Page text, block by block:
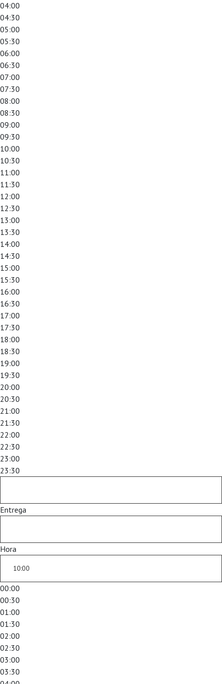
04:00
04:30
05:00
05:30
06:00
06:30
07:00
07:30
08:00
08:30
09:00
09:30
10:00
10:30
11:00
11:30
12:00
12:30
13:00
13:30
14:00
14:30
15:00
15:30
16:00
16:30
17:00
17:30
18:00
18:30
19:00
19:30
20:00
20:30
21:00
21:30
22:00
22:30
23:00
23:30
Entrega
Hora
00:00
00:30
01:00
01:30
02:00
02:30
03:00
03:30